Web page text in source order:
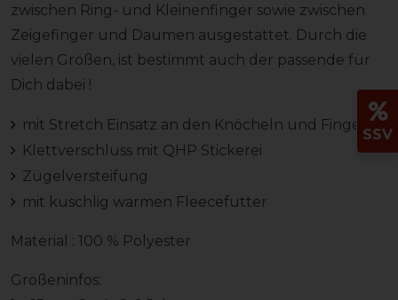
zwischen Ring- und Kleinenfinger sowie zwischen
Zeigefinger und Daumen ausgestattet. Durch die
vielen Größen, ist bestimmt auch der passende für
Dich dabei !
mit Stretch Einsatz an den Knöcheln und Fingern
Klettverschluss mit QHP Stickerei
Zügelversteifung
mit kuschlig warmen Fleecefutter
Material : 100 % Polyester
Größeninfos:
SSV